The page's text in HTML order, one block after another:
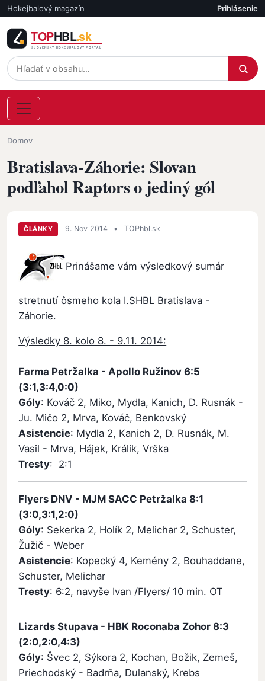
Skočiť na hlavný obsah
Hokejbalový magazín Účet
Prihlásenie
Omrvinka
Domov
Bratislava-Záhorie: Slovan
podľahol Raptors o jediný gól
ČLÁNKY 9. Nov 2014 • TOPhbl.sk
Prinášame vám výsledkový sumár
stretnutí ôsmeho kola I.SHBL Bratislava -
Záhorie.
Výsledky 8. kolo 8. - 9.11. 2014:
Farma Petržalka - Apollo Ružinov 6:5
(3:1,3:4,0:0)
Góly: Kováč 2, Miko, Mydla, Kanich, D. Rusnák -
Ju. Mičo 2, Mrva, Kováč, Benkovský
Asistencie: Mydla 2, Kanich 2, D. Rusnák, M.
Vasil - Mrva, Hájek, Králik, Vrška
Tresty: 2:1
Flyers DNV - MJM SACC Petržalka 8:1
(3:0,3:1,2:0)
Góly: Sekerka 2, Holík 2, Melichar 2, Schuster,
Žužič - Weber
Asistencie: Kopecký 4, Kemény 2, Bouhaddane,
Schuster, Melichar
Tresty: 6:2, navyše Ivan /Flyers/ 10 min. OT
Lizards Stupava - HBK Roconaba Zohor 8:3
(2:0,2:0,4:3)
Góly: Švec 2, Sýkora 2, Kochan, Božik, Zemeš,
Priechodský - Badrňa, Dulanský, Krebs